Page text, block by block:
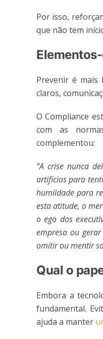
Por isso,
que não tem
Prevenir é mais
claros,
O Compliance
com as
complementou:
“A crise nunca
artifícios para
humildade para
esta atitude, o
o ego dos
empresa ou
omitir ou mentir
Qual o
Embora a
fundamental.
ajuda a manter